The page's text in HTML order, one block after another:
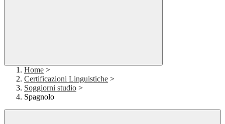
Home >
Certificazioni Linguistiche >
Soggiorni studio >
Spagnolo